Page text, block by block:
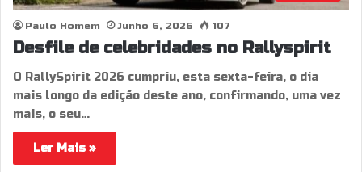
Paulo Homem Junho 6, 2026 107
Desfile de celebridades no Rallyspirit
O RallySpirit 2026 cumpriu, esta sexta-feira, o dia
mais longo da edição deste ano, confirmando, uma vez
mais, o seu…
Ler Mais »